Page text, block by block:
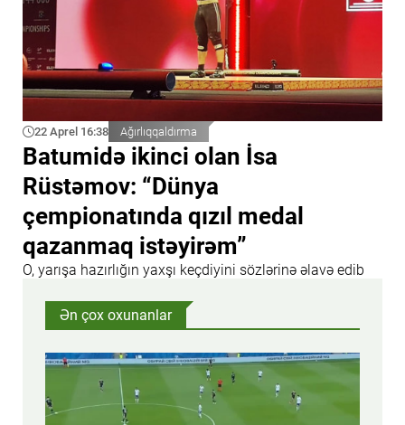
22 Aprel 16:38 Ağırlıqqaldırma
Batumidə ikinci olan İsa
Rüstəmov: “Dünya
çempionatında qızıl medal
qazanmaq istəyirəm”
O, yarışa hazırlığın yaxşı keçdiyini sözlərinə əlavə edib
Ən çox oxunanlar